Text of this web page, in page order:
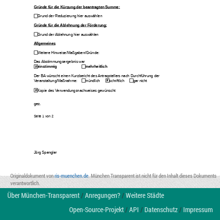
Gründe für die Kürzung der beantragten Summe:
Grund der Reduzierung hier auswählen
Gründe für die Ablehnung der Förderung:
Grund der Ablehnung hier auswählen
Allgemeines
Weitere Hinweise/Maßgaben/Gründe:
Das Abstimmungsergebnis war
einstimmig
mehrheitlich
Der BA wünscht einen Kurzbericht des Antragstellers nach Durchführung der
Veranstaltung/Maßnahme:
mündlich schriftlich gar nicht
Kopie des Verwendungsnachweises gewünscht
gez.
Seite 1 von 2
Jörg Spengler
Originaldokument vonris-muenchen.de. München Transparent ist nicht für den Inhalt dieses Dokuments
verantwortlich.
Über München-Transparent/Anregungen?/Weitere Städte
Open-Source-Projekt/API / Datenschutz/ Impressum